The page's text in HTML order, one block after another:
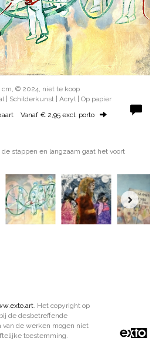
cm, © 2024, niet te koop
| Schilderkunst | Acryl | Op papier
Vanaf € 2,95 excl. porto
stappen en langzaam gaat het voort
. Het copyright op
de desbetreffende
van de werken mogen niet
toestemming.